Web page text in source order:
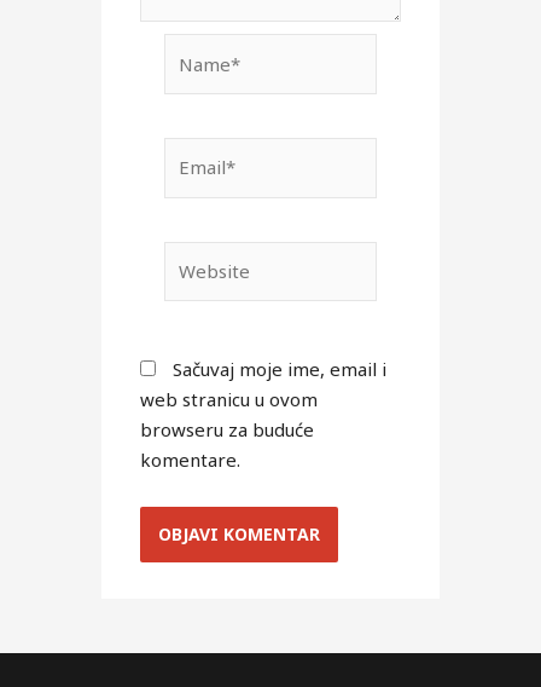
Sačuvaj moje ime, email i
web stranicu u ovom
browseru za buduće
komentare.